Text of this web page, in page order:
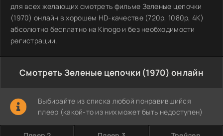
для всех желающих смотреть фильме Зеленые цепочки
(1970) онлайн в хорошем HD-качестве (720p, 1080p, 4K)
абсолютно бесплатно на Kinogo и без необходимости
регистрации.
Смотреть Зеленые цепочки (1970) онлайн
Выбирайте из списка любой понравившийся
плеер (какой-то из них может быть недоступен)